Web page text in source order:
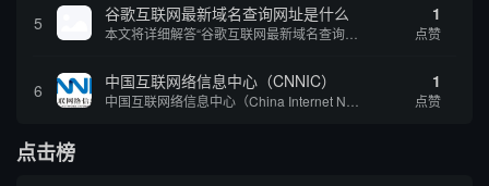
5 谷歌互联网最新域名查询网址是什么 1
点赞
6 中国互联网络信息中心（CNNIC） 1
点赞
点击榜